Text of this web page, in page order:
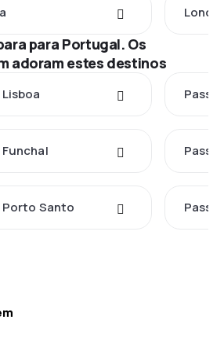
para Portugal. Os
adoram estes destinos
Porto Santo